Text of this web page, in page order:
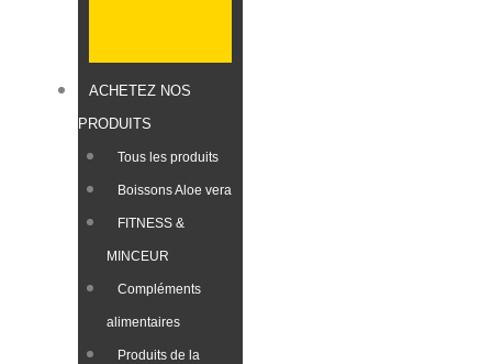
ACHETEZ NOS
PRODUITS
Tous les produits
Boissons Aloe vera
FITNESS &
MINCEUR
Compléments
alimentaires
Produits de la